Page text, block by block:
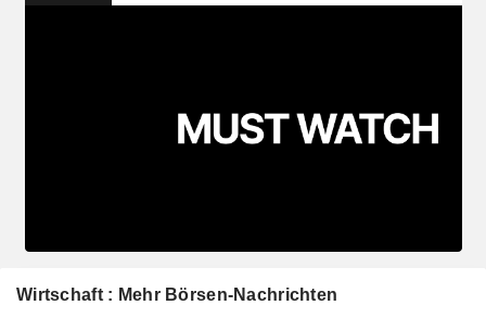
Wirtschaft : Mehr Börsen-Nachrichten